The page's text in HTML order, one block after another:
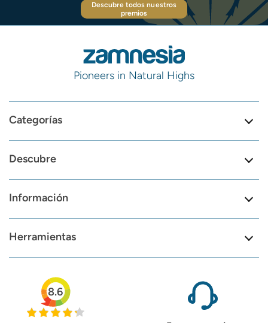
Descubre todos nuestros
premios
Pioneers in Natural Highs
Categorías
Descubre
Información
Herramientas
8.6